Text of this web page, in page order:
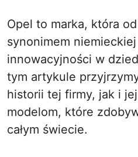
Opel to marka, która od ponad 150 lat jest
synonimem
innowacyjności w
tym artykule
historii tej firmy, jak i
modelom, które
całym świecie.